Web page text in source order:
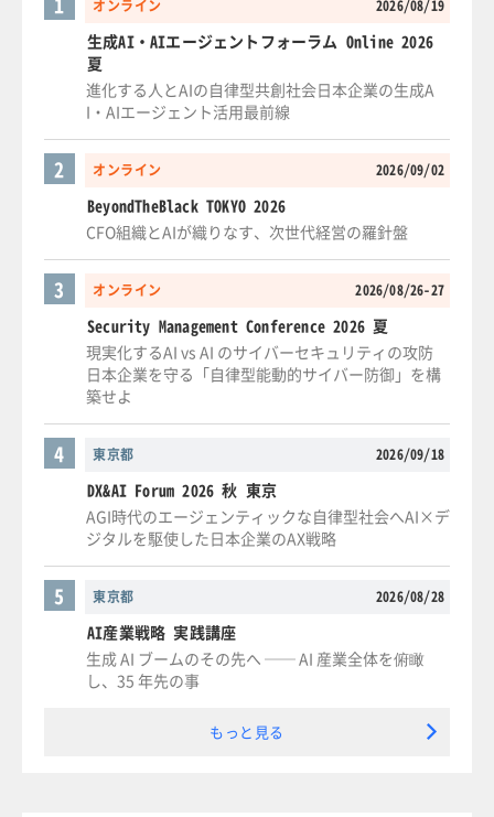
オンライン 2026/08/19
生成AI・AIエージェントフォーラム Online 2026
夏
進化する人とAIの自律型共創社会日本企業の生成A
I・AIエージェント活用最前線
オンライン 2026/09/02
2
BeyondTheBlack TOKYO 2026
CFO組織とAIが織りなす、次世代経営の羅針盤
オンライン 2026/08/26-27
3
Security Management Conference 2026 夏
現実化するAI vs AI のサイバーセキュリティの攻防
日本企業を守る「自律型能動的サイバー防御」を構
築せよ
東京都 2026/09/18
4
DX&AI Forum 2026 秋 東京
AGI時代のエージェンティックな自律型社会へAI×デ
ジタルを駆使した日本企業のAX戦略
東京都 2026/08/28
5
AI産業戦略 実践講座
生成 AI ブームのその先へ ── AI 産業全体を俯瞰
し、35 年先の事
もっと見る